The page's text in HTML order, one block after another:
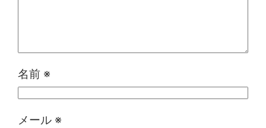
名前 ※
メール ※